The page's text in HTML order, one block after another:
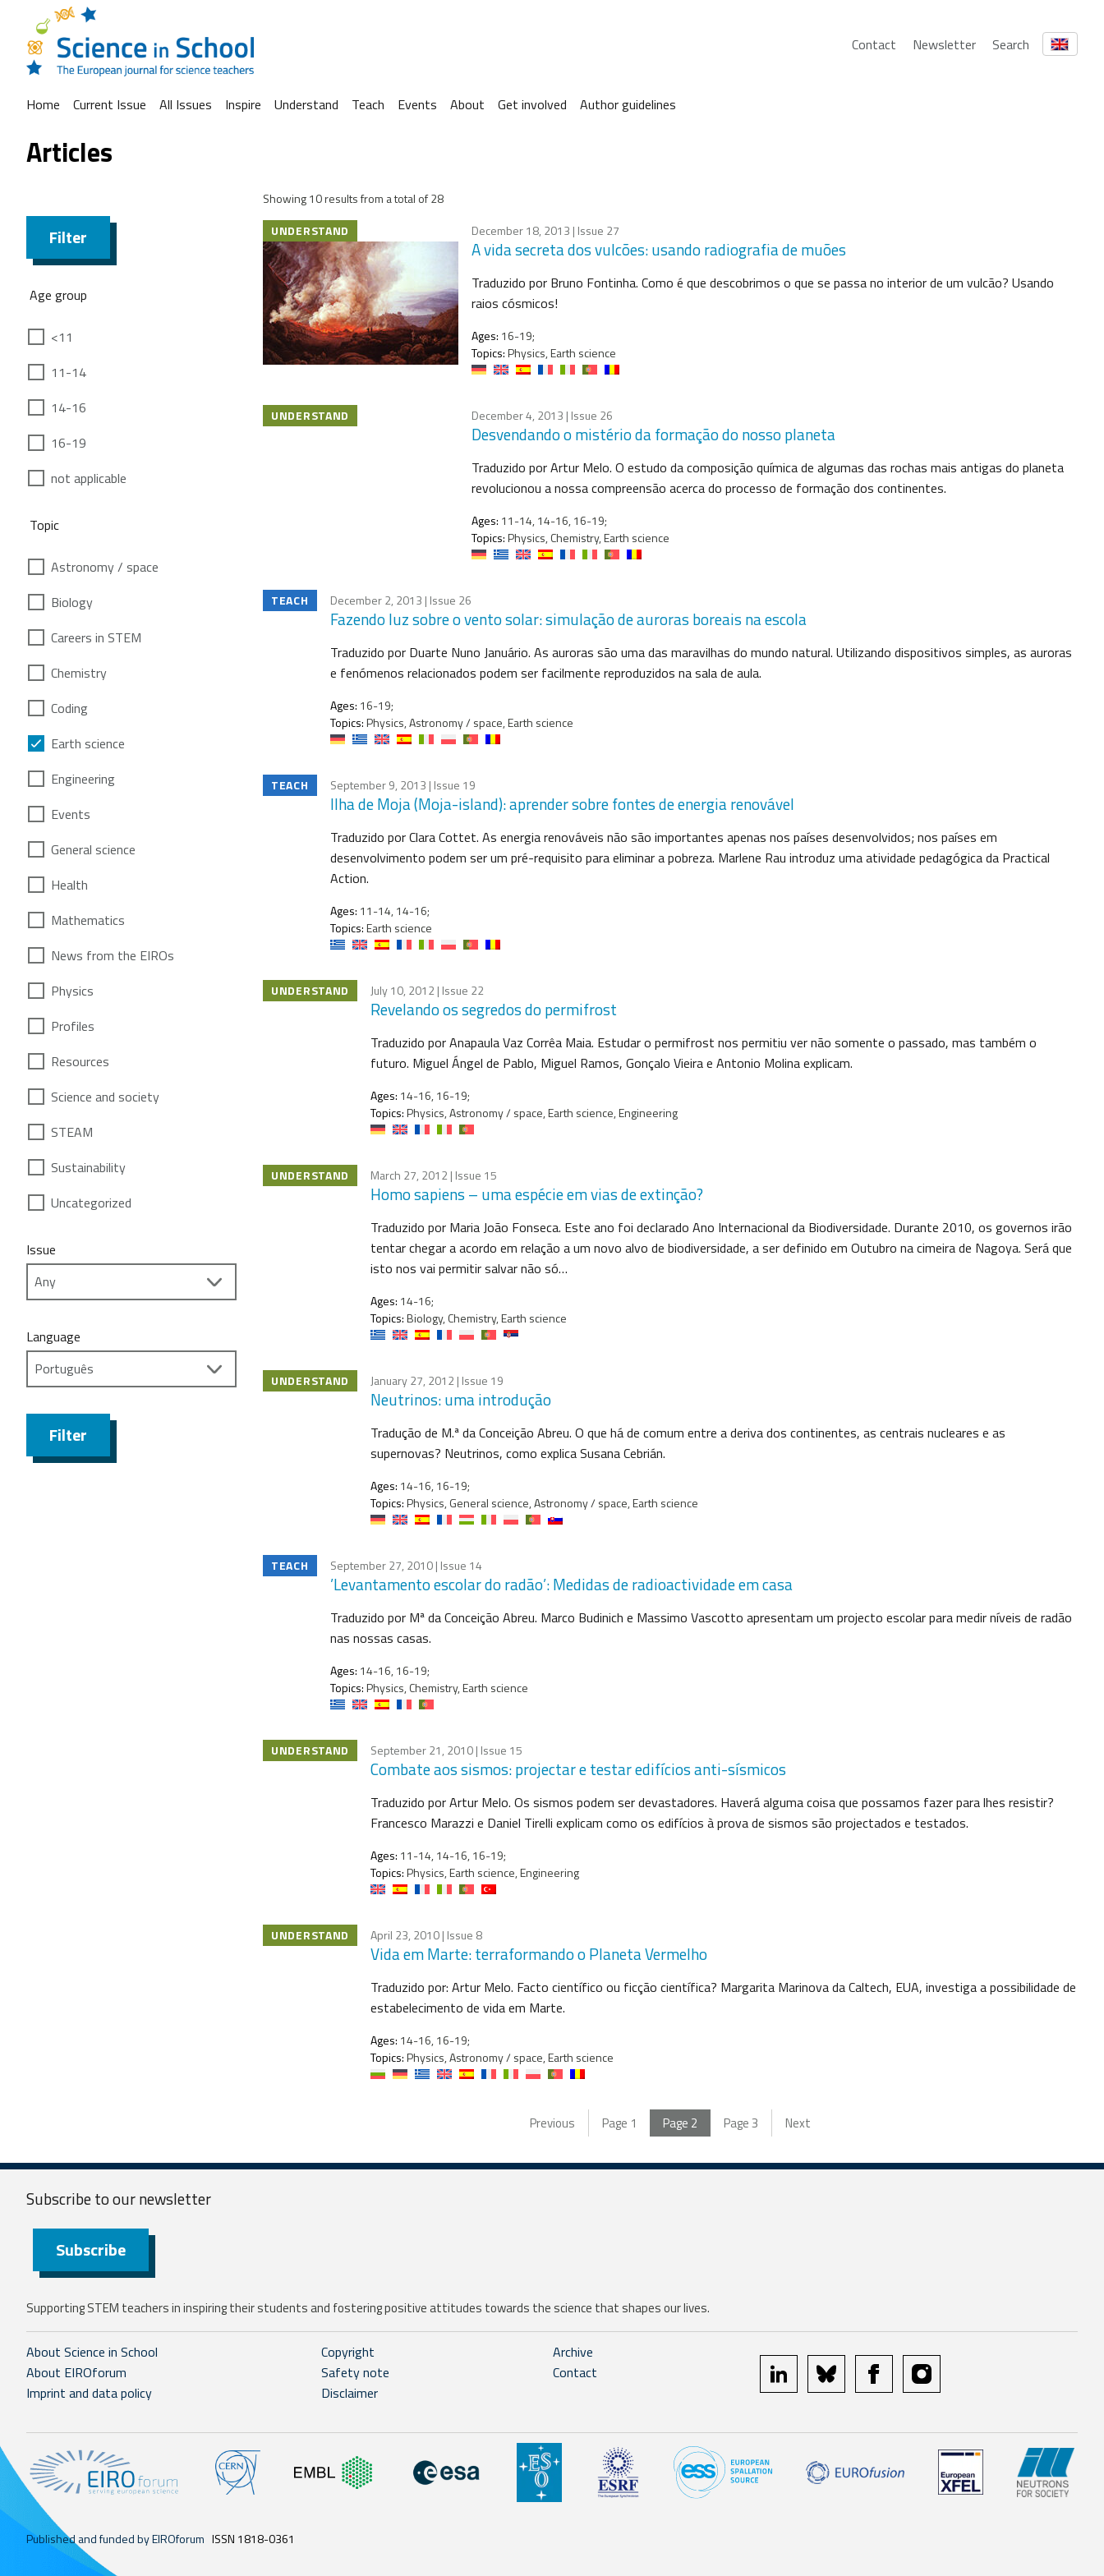
Contact Newsletter Search
Home Current Issue All Issues Inspire Understand Teach Events About Get involved Author guidelines
Articles
Filter
Age group
<11
11-14
14-16
16-19
not applicable
Topic
Astronomy / space
Biology
Careers in STEM
Chemistry
Coding
Earth science
Engineering
Events
General science
Health
Mathematics
News from the EIROs
Physics
Profiles
Resources
Science and society
STEAM
Sustainability
Uncategorized
Issue
Language
Filter
Showing 10 results from a total of 28
UNDERSTAND
December 18, 2013 | Issue 27
A vida secreta dos vulcões: usando radiografia de muões
Traduzido por Bruno Fontinha. Como é que descobrimos o que se passa no interior de um vulcão? Usando
raios cósmicos!
Ages: 16-19;
Topics:Physics, Earth science
UNDERSTAND December 4, 2013 | Issue 26
Desvendando o mistério da formação do nosso planeta
Traduzido por Artur Melo. O estudo da composição química de algumas das rochas mais antigas do planeta
revolucionou a nossa compreensão acerca do processo de formação dos continentes.
Ages: 11-14, 14-16, 16-19;
Topics:Physics, Chemistry, Earth science
TEACH December 2, 2013 | Issue 26
Fazendo luz sobre o vento solar: simulação de auroras boreais na escola
Traduzido por Duarte Nuno Januário. As auroras são uma das maravilhas do mundo natural. Utilizando dispositivos simples, as auroras
e fenómenos relacionados podem ser facilmente reproduzidos na sala de aula.
Ages: 16-19;
Topics:Physics, Astronomy / space, Earth science
TEACH September 9, 2013 | Issue 19
Ilha de Moja (Moja-island): aprender sobre fontes de energia renovável
Traduzido por Clara Cottet. As energia renováveis não são importantes apenas nos países desenvolvidos; nos países em
desenvolvimento podem ser um pré-requisito para eliminar a pobreza. Marlene Rau introduz uma atividade pedagógica da Practical
Action.
Ages: 11-14, 14-16;
Topics:Earth science
UNDERSTAND July 10, 2012| Issue 22
Revelando os segredos do permifrost
Traduzido por Anapaula Vaz Corrêa Maia. Estudar o permifrost nos permitiu ver não somente o passado, mas também o
futuro. Miguel Ángel de Pablo, Miguel Ramos, Gonçalo Vieira e Antonio Molina explicam.
Ages: 14-16, 16-19;
Topics:Physics, Astronomy / space, Earth science, Engineering
UNDERSTAND March 27, 2012| Issue 15
Homo sapiens – uma espécie em vias de extinção?
Traduzido por Maria João Fonseca. Este ano foi declarado Ano Internacional da Biodiversidade. Durante 2010, os governos irão
tentar chegar a acordo em relação a um novo alvo de biodiversidade, a ser definido em Outubro na cimeira de Nagoya. Será que
isto nos vai permitir salvar não só…
Ages: 14-16;
Topics:Biology, Chemistry, Earth science
UNDERSTAND January 27, 2012| Issue 19
Neutrinos: uma introdução
Tradução de M.ª da Conceição Abreu. O que há de comum entre a deriva dos continentes, as centrais nucleares e as
supernovas? Neutrinos, como explica Susana Cebrián.
Ages: 14-16, 16-19;
Topics:Physics, General science, Astronomy / space, Earth science
TEACH September 27, 2010| Issue 14
’Levantamento escolar do radão’: Medidas de radioactividade em casa
Traduzido por Mª da Conceição Abreu. Marco Budinich e Massimo Vascotto apresentam um projecto escolar para medir níveis de radão
nas nossas casas.
Ages: 14-16, 16-19;
Topics:Physics, Chemistry, Earth science
UNDERSTAND September 21, 2010| Issue 15
Combate aos sismos: projectar e testar edifícios anti-sísmicos
Traduzido por Artur Melo. Os sismos podem ser devastadores. Haverá alguma coisa que possamos fazer para lhes resistir?
Francesco Marazzi e Daniel Tirelli explicam como os edifícios à prova de sismos são projectados e testados.
Ages: 11-14, 14-16, 16-19;
Topics:Physics, Earth science, Engineering
UNDERSTAND April 23, 2010| Issue 8
Vida em Marte: terraformando o Planeta Vermelho
Traduzido por: Artur Melo. Facto científico ou ficção científica? Margarita Marinova da Caltech, EUA, investiga a possibilidade de
estabelecimento de vida em Marte.
Ages: 14-16, 16-19;
Topics:Physics, Astronomy / space, Earth science
Previous Page 1 Page 2 Page3 Next
Subscribe to ournewsletter
Subscribe
Supporting STEM teachers in inspiring their students and fostering positive attitudes towards the science that shapes our lives.
About Science in School
About EIROforum
Imprint and data policy
Copyright
Safety note
Disclaimer
Archive
Contact
linkedin bluesky facebookinstagram
Published and funded by EIROforum ISSN 1818-0361